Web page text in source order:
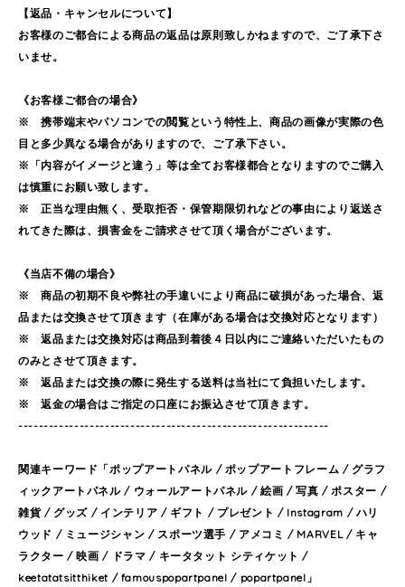
【返品・キャンセルについて】
お客様のご都合による商品の返品は原則致しかねますので、ご了承下さ
いませ。
《お客様ご都合の場合》
※ 携帯端末やパソコンでの閲覧という特性上、商品の画像が実際の色
目と多少異なる場合がありますので、ご了承下さい。
※「内容がイメージと違う」等は全てお客様都合となりますのでご購入
は慎重にお願い致します。
※ 正当な理由無く、受取拒否・保管期限切れなどの事由により返送さ
れてきた際は、損害金をご請求させて頂く場合がございます。
《当店不備の場合》
※ 商品の初期不良や弊社の手違いにより商品に破損があった場合、返
品または交換させて頂きます（在庫がある場合は交換対応となります）
※ 返品または交換対応は商品到着後４日以内にご連絡いただいたもの
のみとさせて頂きます。
※ 返品または交換の際に発生する送料は当社にて負担いたします。
※ 返金の場合はご指定の口座にお振込させて頂きます。
-------------------------------------------------------------
関連キーワード「ポップアートパネル / ポップアートフレーム / グラフ
ィックアートパネル / ウォールアートパネル / 絵画 / 写真 / ポスター /
雑貨 / グッズ / インテリア / ギフト / プレゼント / Instagram / ハリ
ウッド / ミュージシャン / スポーツ選手 / アメコミ / MARVEL / キャ
ラクター / 映画 / ドラマ / キータタット シティケット /
keetatatsitthiket / famouspopartpanel / popartpanel」